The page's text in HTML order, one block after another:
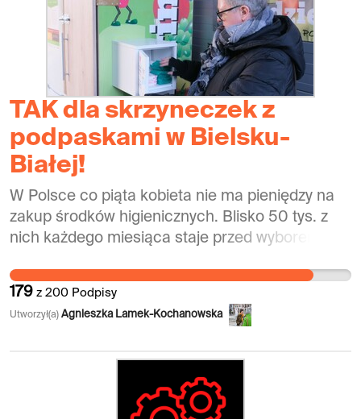
TAK dla skrzyneczek z
podpaskami w Bielsku-
Białej!
W Polsce co piąta kobieta nie ma pieniędzy na
zakup środków higienicznych. Blisko 50 tys. z
nich każdego miesiąca staje przed wyborem:
raport z badań na temat miesiączki w Polsce,
który przeprowadzono w lutym 2020 r. na
zlecenie Kulczyk Foundation przez firmę
że tylko 1% kobiet dotkniętych ubóstwem
menstruacyjnym udało się do jakiejś instytucji w
poszukiwaniu pomocy. Dlaczego tak mało?
179 z 200 Podpisy
Utworzył(a) Agnieszka Lamek-Kochanowska